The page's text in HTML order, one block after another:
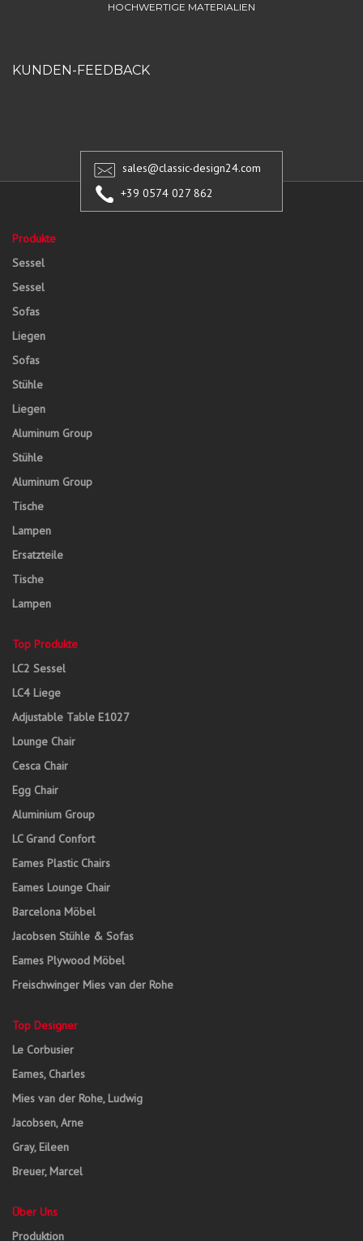
HOCHWERTIGE MATERIALIEN
KUNDEN-FEEDBACK
sales@classic-design24.com
+39 0574 027 862
Produkte
Sessel
Sessel
Sofas
Liegen
Sofas
Stühle
Liegen
Aluminum Group
Stühle
Aluminum Group
Tische
Lampen
Ersatzteile
Tische
Lampen
Top Produkte
LC2 Sessel
LC4 Liege
Adjustable Table E1027
Lounge Chair
Cesca Chair
Egg Chair
Aluminium Group
LC Grand Confort
Eames Plastic Chairs
Eames Lounge Chair
Barcelona Möbel
Jacobsen Stühle & Sofas
Eames Plywood Möbel
Freischwinger Mies van der Rohe
Top Designer
Le Corbusier
Eames, Charles
Mies van der Rohe, Ludwig
Jacobsen, Arne
Gray, Eileen
Breuer, Marcel
Über Uns
Produktion